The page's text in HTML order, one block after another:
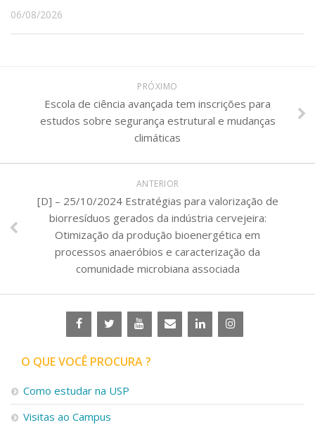
06/08/2026
PRÓXIMO
Escola de ciência avançada tem inscrições para
estudos sobre segurança estrutural e mudanças
climáticas
ANTERIOR
[D] – 25/10/2024 Estratégias para valorização de
biorresíduos gerados da indústria cervejeira:
Otimização da produção bioenergética em
processos anaeróbios e caracterização da
comunidade microbiana associada
O QUE VOCÊ PROCURA ?
Como estudar na USP
Visitas ao Campus